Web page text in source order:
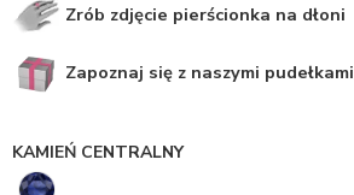
Zrób zdjęcie pierścionka na dłoni
Zapoznaj się z naszymi pudełkami
KAMIEŃ CENTRALNY